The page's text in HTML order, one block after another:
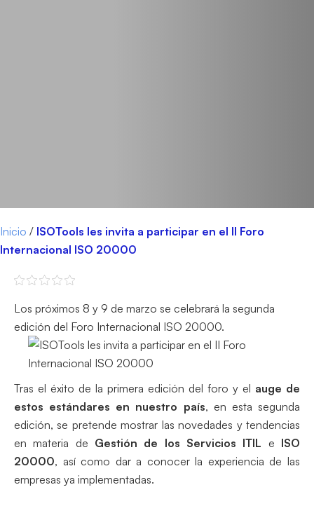
Inicio / ISOTools les invita a participar en el II Foro
Internacional ISO 20000
Los próximos 8 y 9 de marzo se celebrará la segunda
edición del Foro Internacional ISO 20000.
Tras el éxito de la primera edición del foro y el auge de
estos estándares en nuestro país, en esta segunda
edición, se pretende mostrar las novedades y tendencias
en materia de Gestión de los Servicios ITIL e ISO
20000, así como dar a conocer la experiencia de las
empresas ya implementadas.